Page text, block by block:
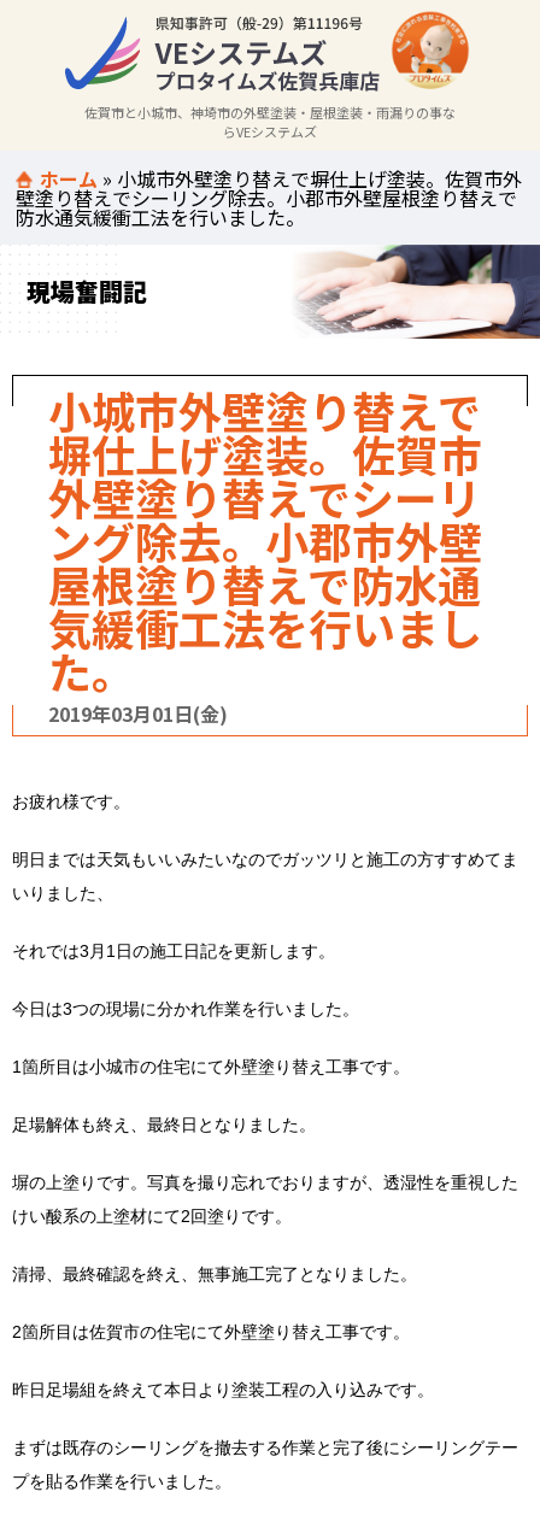
佐賀市と小城市、神埼市の外壁塗装・屋根塗装・雨漏りの事な
らVEシステムズ
ホーム » 小城市外壁塗り替えで塀仕上げ塗装。佐賀市外
壁塗り替えでシーリング除去。小郡市外壁屋根塗り替えで
防水通気緩衝工法を行いました。
現場奮闘記
小城市外壁塗り替えで
塀仕上げ塗装。佐賀市
外壁塗り替えでシーリ
ング除去。小郡市外壁
屋根塗り替えで防水通
気緩衝工法を行いまし
た。
2019年03月01日(金)
お疲れ様です。
明日までは天気もいいみたいなのでガッツリと施工の方すすめてま
いりました、
それでは3月1日の施工日記を更新します。
今日は3つの現場に分かれ作業を行いました。
1箇所目は小城市の住宅にて外壁塗り替え工事です。
足場解体も終え、最終日となりました。
塀の上塗りです。写真を撮り忘れでおりますが、透湿性を重視した
けい酸系の上塗材にて2回塗りです。
清掃、最終確認を終え、無事施工完了となりました。
2箇所目は佐賀市の住宅にて外壁塗り替え工事です。
昨日足場組を終えて本日より塗装工程の入り込みです。
まずは既存のシーリングを撤去する作業と完了後にシーリングテー
プを貼る作業を行いました。